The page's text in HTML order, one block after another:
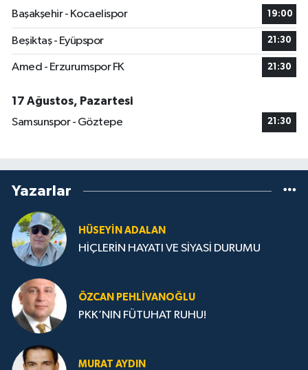
Başakşehir - Kocaelispor
19:00
Beşiktaş - Eyüpspor 21:30
Amed - Erzurumspor FK 21:30
17 Ağustos, Pazartesi
Samsunspor - Göztepe
21:30
Yazarlar
HÜSEYIN ADALAN
HİÇLERİN HAYATI VE SİYASİ DURUMU
ÖZCAN PEHLIVANOĞLU
PKK’NIN FÜTUHAT RUHU!
MURAT AYDIN